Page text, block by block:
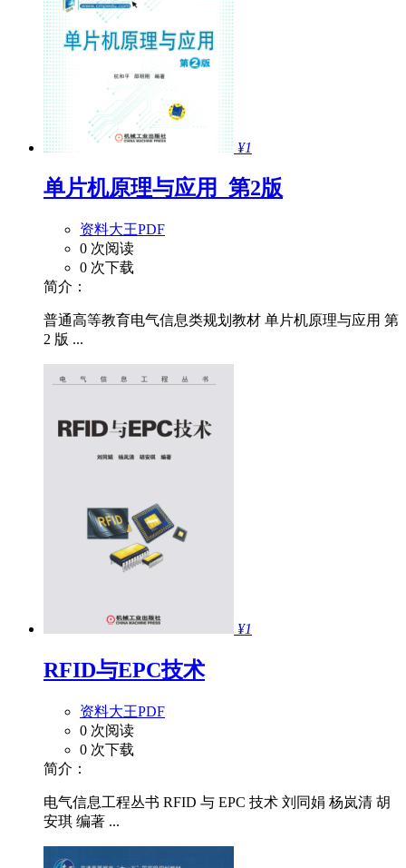
¥1
单片机原理与应用_第2版
资料大王PDF
0 次阅读
0 次下载
简介：
普通高等教育电气信息类规划教材 单片机原理与应用 第
2 版 ...
¥1
RFID与EPC技术
资料大王PDF
0 次阅读
0 次下载
简介：
电气信息工程丛书 RFID 与 EPC 技术 刘同娟 杨岚清 胡
安琪 编著 ...